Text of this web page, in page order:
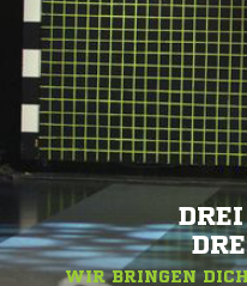
WIR BRINGEN